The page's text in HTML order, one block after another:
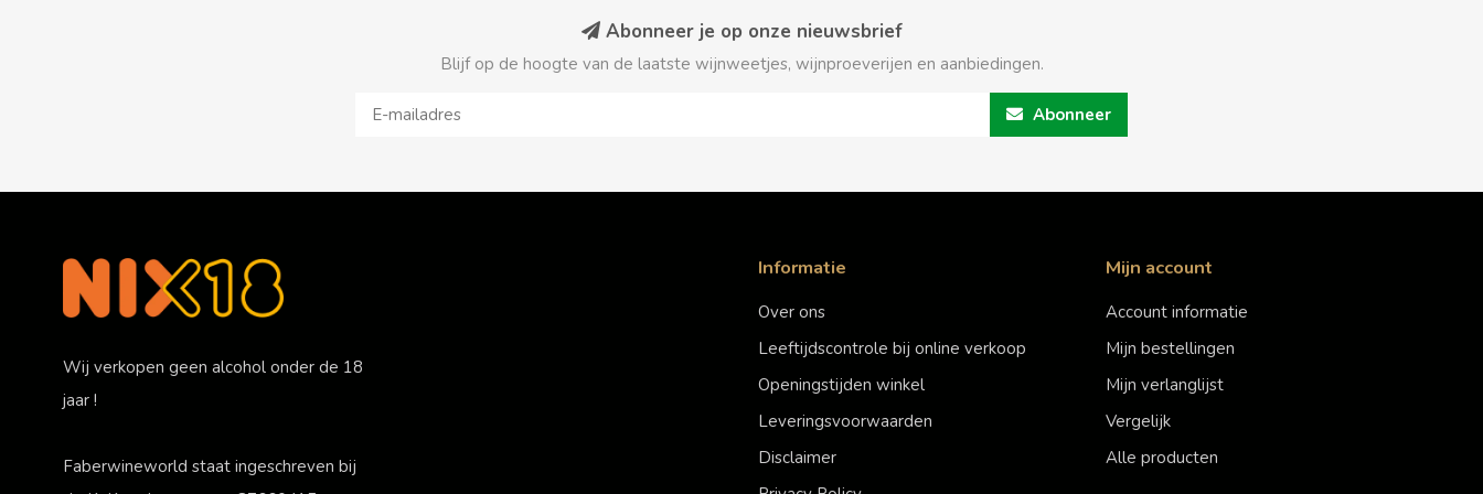
Abonneer je op onze nieuwsbrief
Blijf op de hoogte van de laatste wijnweetjes, wijnproeverijen en aanbiedingen.
Abonneer
Wij verkopen geen alcohol onder de 18
jaar !
Faberwineworld staat ingeschreven bij
Informatie
Over ons
Leeftijdscontrole bij online verkoop
Openingstijden winkel
Leveringsvoorwaarden
Disclaimer
Mijn account
Account informatie
Mijn bestellingen
Mijn verlanglijst
Vergelijk
Alle producten